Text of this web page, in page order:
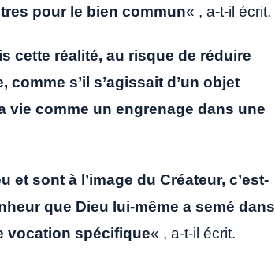
pour le bien commun« , a-t-il écrit.
cette réalité, au risque de réduire
s’il s’agissait d’un objet
comme un engrenage dans une
et sont à l’image du Créateur, c’est-
que Dieu lui-même a semé dans
vocation spécifique« , a-t-il écrit.